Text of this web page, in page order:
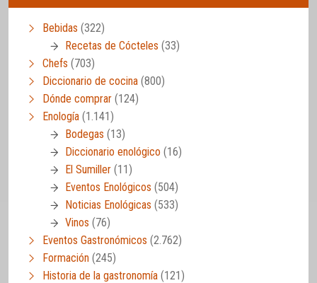
Bebidas (322)
Recetas de Cócteles (33)
Chefs (703)
Diccionario de cocina (800)
Dónde comprar (124)
Enología (1.141)
Bodegas (13)
Diccionario enológico (16)
El Sumiller (11)
Eventos Enológicos (504)
Noticias Enológicas (533)
Vinos (76)
Eventos Gastronómicos (2.762)
Formación (245)
Historia de la gastronomía (121)